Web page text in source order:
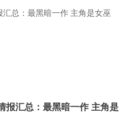
报汇总：最黑暗一作 主角是